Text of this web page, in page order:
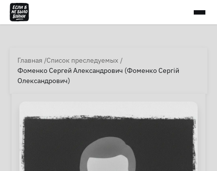
Главная Список преследуемых
Фоменко Сергей Александрович (Фоменко Сергій
Олександрович)